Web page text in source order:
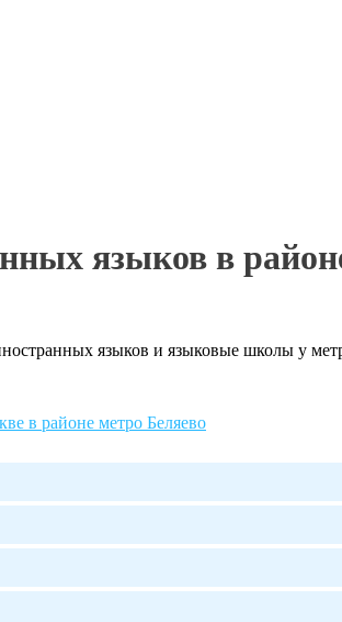
языков в
языков и языковые школы у
в районе метро Беляево